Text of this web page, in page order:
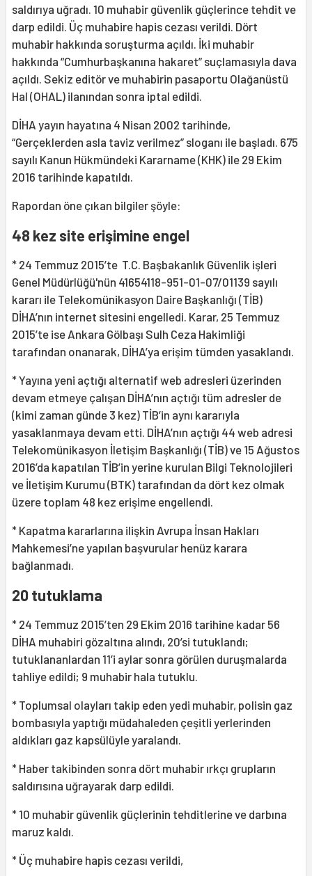
saldırıya uğradı. 10 muhabir güvenlik güçlerince tehdit ve
darp edildi. Üç muhabire hapis cezası verildi. Dört
muhabir hakkında soruşturma açıldı. İki muhabir
hakkında “Cumhurbaşkanına hakaret” suçlamasıyla dava
açıldı. Sekiz editör ve muhabirin pasaportu Olağanüstü
Hal (OHAL) ilanından sonra iptal edildi.
DİHA yayın hayatına 4 Nisan 2002 tarihinde,
“Gerçeklerden asla taviz verilmez” sloganı ile başladı. 675
sayılı Kanun Hükmündeki Kararname (KHK) ile 29 Ekim
2016 tarihinde kapatıldı.
Rapordan öne çıkan bilgiler şöyle:
48 kez site erişimine engel
* 24 Temmuz 2015’te T.C. Başbakanlık Güvenlik işleri
Genel Müdürlüğü'nün 41654118-951-01-07/01139 sayılı
kararı ile Telekomünikasyon Daire Başkanlığı (TİB)
DİHA’nın internet sitesini engelledi. Karar, 25 Temmuz
2015’te ise Ankara Gölbaşı Sulh Ceza Hakimliği
tarafından onanarak, DİHA’ya erişim tümden yasaklandı.
* Yayına yeni açtığı alternatif web adresleri üzerinden
devam etmeye çalışan DİHA’nın açtığı tüm adresler de
(kimi zaman günde 3 kez) TİB’in aynı kararıyla
yasaklanmaya devam etti. DİHA’nın açtığı 44 web adresi
Telekomünikasyon İletişim Başkanlığı (TİB) ve 15 Ağustos
2016’da kapatılan TİB’in yerine kurulan Bilgi Teknolojileri
ve İletişim Kurumu (BTK) tarafından da dört kez olmak
üzere toplam 48 kez erişime engellendi.
* Kapatma kararlarına ilişkin Avrupa İnsan Hakları
Mahkemesi’ne yapılan başvurular henüz karara
bağlanmadı.
20 tutuklama
* 24 Temmuz 2015’ten 29 Ekim 2016 tarihine kadar 56
DİHA muhabiri gözaltına alındı, 20’si tutuklandı;
tutuklananlardan 11’i aylar sonra görülen duruşmalarda
tahliye edildi; 9 muhabir hala tutuklu.
* Toplumsal olayları takip eden yedi muhabir, polisin gaz
bombasıyla yaptığı müdahaleden çeşitli yerlerinden
aldıkları gaz kapsülüyle yaralandı.
* Haber takibinden sonra dört muhabir ırkçı grupların
saldırısına uğrayarak darp edildi.
* 10 muhabir güvenlik güçlerinin tehditlerine ve darbına
maruz kaldı.
* Üç muhabire hapis cezası verildi,